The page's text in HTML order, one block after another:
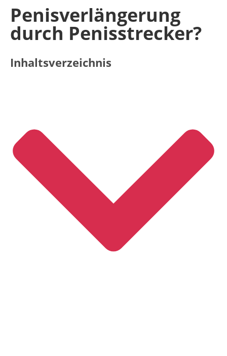
Penisverlängerung
durch Penisstrecker?
Inhaltsverzeichnis